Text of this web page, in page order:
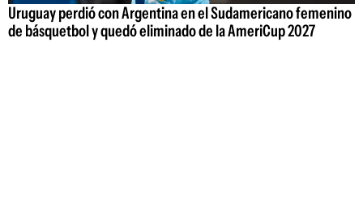
Uruguay perdió con Argentina en el Sudamericano femenino
de básquetbol y quedó eliminado de la AmeriCup 2027